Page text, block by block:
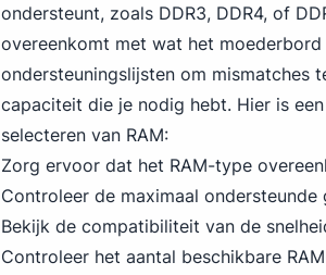
ondersteunt, zoals DDR3, DDR4, of
overeenkomt met wat het
ondersteuningslijsten om mismatches
capaciteit die je nodig hebt. Hier is
selecteren van RAM:
Zorg ervoor dat het RAM-type
Controleer de maximaal ondersteunde
Bekijk de compatibiliteit van de
Controleer het aantal beschikbare